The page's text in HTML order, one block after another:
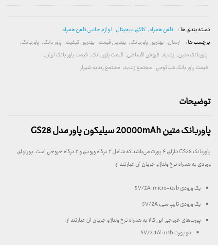
دسته بندی ها : تلفن همراه, کالای دیجیتال, لوازم جانبی تلفن همراه
برچسب ها : ارسال, بهترین پاوربانک, بهترین قیمت, بهترین کیفیت, پاور بانک, پاوربانک,
پاوربانک متین, زندیه, فروش اقساطی, قیمت پاور بانک, قیمت پاور بانک ارزان,
قیمت پاور بانک شیائومی, مجتمع زندیه, مجتمع زندیه شیراز
توضیحات
پاوربانک متین 20000mAh سیلیکون پاور مدل GS28
پاوربانک GS28 دارای ۴ پورت می‌باشد که شامل ۲ درگاه ورودی و ۲ درگاه خروجی است. پورتهای
ورودی به همراه نرخ ولتاژ و جریان آن عبارتند از:
یک ورودی 5V/2A: micro-usb
یک ورودی تایپ سی: 5V/2A
پورت‌های خروجی این کالا به همراه نرخ ولتاژ و جریان آن عبارتند از:
دو پورت usb :ا5V/2.1A